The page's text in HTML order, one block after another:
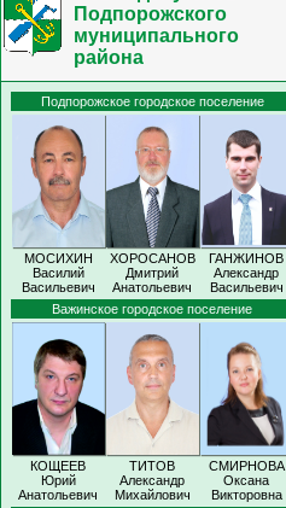
Подпорожского
муниципального
района
Подпорожское городское поселение
МОСИХИН
Василий
Васильевич
ХОРОСАНОВ
Дмитрий
Анатольевич
ГАНЖИНОВ
Александр
Васильевич
Важинское городское поселение
КОЩЕЕВ
Юрий
Анатольевич
ТИТОВ
Александр
Михайлович
СМИРНОВА
Оксана
Викторовна